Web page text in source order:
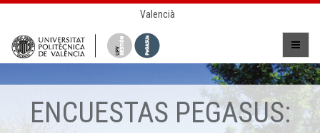
Valencià
ENCUESTAS PEGASUS: